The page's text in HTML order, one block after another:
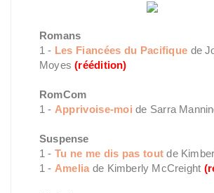
Romans
1 - Les Fiancées du Pacifique de
Moyes(réédition)
RomCom
1 - Apprivoise-moi de Sarra
Suspense
1 - Tu ne me dis pas tout de
1 - Amelia de Kimberly McCreight